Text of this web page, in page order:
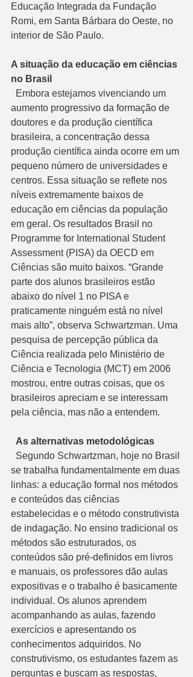
Educação Integrada da Fundação
Romi, em Santa Bárbara do Oeste, no
interior de São Paulo.
A situação da educação em ciências
no Brasil
aumento progressivo da formação de
doutores e da produção científica
brasileira, a concentração dessa
produção científica ainda ocorre em um
pequeno número de universidades e
centros. Essa situação se reflete nos
níveis extremamente baixos de
educação em ciências da população
em geral. Os resultados Brasil no
Programme for International Student
Assessment (PISA) da OECD em
Ciências são muito baixos. “Grande
parte dos alunos brasileiros estão
abaixo do nível 1 no PISA e
praticamente ninguém está no nível
mais alto”, observa Schwartzman. Uma
pesquisa de percepção pública da
Ciência realizada pelo Ministério de
Ciência e Tecnologia (MCT) em 2006
mostrou, entre outras coisas, que os
brasileiros apreciam e se interessam
pela ciência, mas não a entendem.
  As alternativas metodológicas
se trabalha fundamentalmente em duas
linhas: a educação formal nos métodos
e conteúdos das ciências
estabelecidas e o método construtivista
de indagação. No ensino tradicional os
métodos são estruturados, os
conteúdos são pré-definidos em livros
e manuais, os professores dão aulas
expositivas e o trabalho é basicamente
individual. Os alunos aprendem
acompanhando as aulas, fazendo
exercícios e apresentando os
conhecimentos adquiridos. No
construtivismo, os estudantes fazem as
perguntas e buscam as respostas,